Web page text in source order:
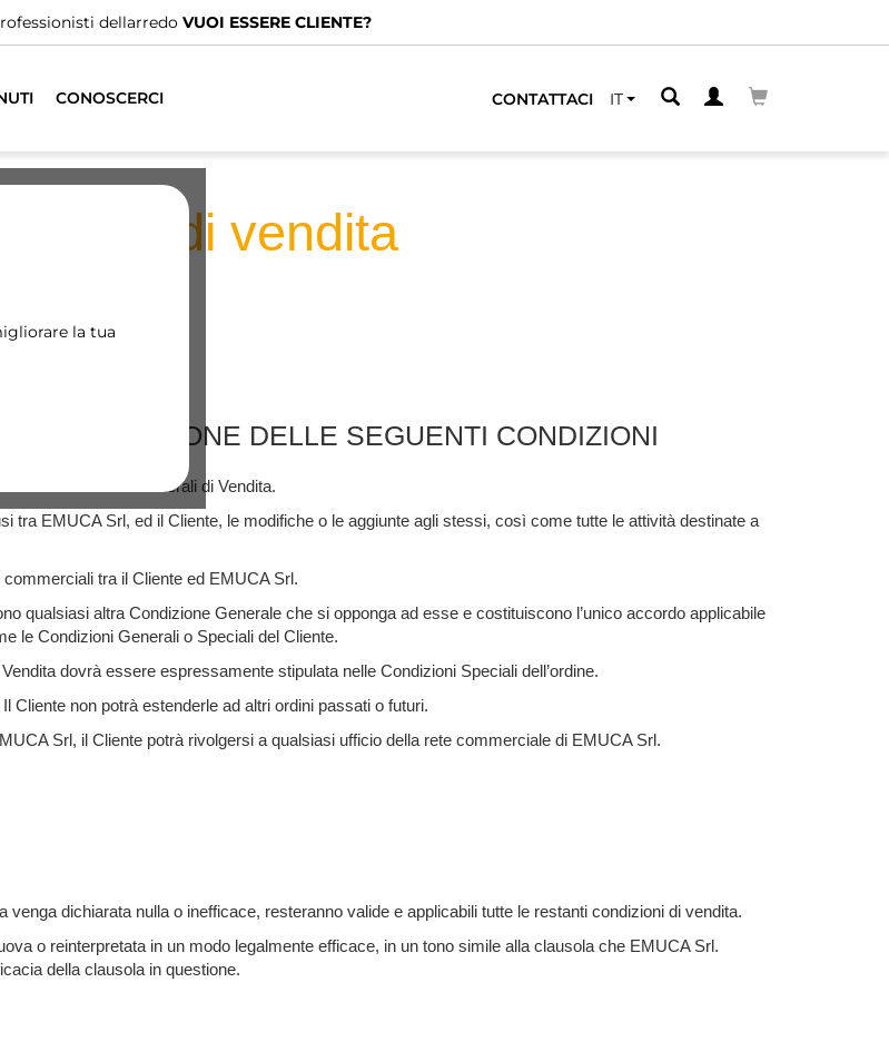
Abbiamo distributori specializzati.TROVA IL PIÙ VICINO
CONOSCERCI CONTATTACI IT
la tua
di vendita
APPLICAZIONE DELLE SEGUENTI CONDIZIONI
Condizioni Generali di Vendita.
tra EMUCA Srl, ed il Cliente, le modifiche o le aggiunte agli stessi, così come tutte le attività destinate a
tra il Cliente ed EMUCA Srl.
qualsiasi altra Condizione Generale che si opponga ad esse e costituiscono l’unico accordo applicabile
le Condizioni Generali o Speciali del Cliente.
dovrà essere espressamente stipulata nelle Condizioni Speciali dell’ordine.
Cliente non potrà estenderle ad altri ordini passati o futuri.
Srl, il Cliente potrà rivolgersi a qualsiasi ufficio della rete commerciale di EMUCA Srl.
dichiarata nulla o inefficace, resteranno valide e applicabili tutte le restanti condizioni di vendita.
o reinterpretata in un modo legalmente efficace, in un tono simile alla clausola che EMUCA Srl.
della clausola in questione.